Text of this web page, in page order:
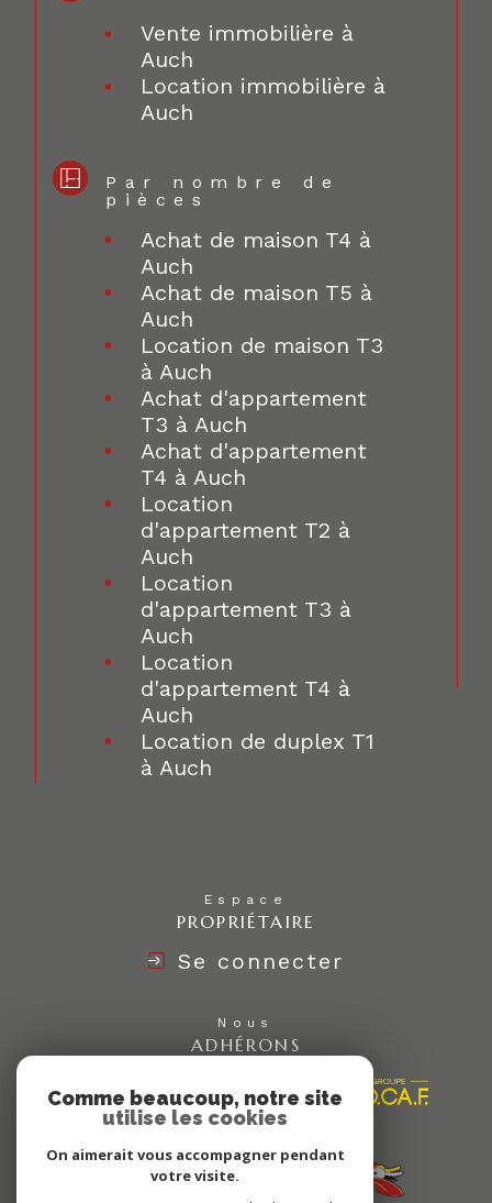
Vente immobilière à
Auch
Location immobilière à
Auch
Par nombre de
pièces
Achat de maison T4 à
Auch
Achat de maison T5 à
Auch
Location de maison T3
à Auch
Achat d'appartement
T3 à Auch
Achat d'appartement
T4 à Auch
Location
d'appartement T2 à
Auch
Location
d'appartement T3 à
Auch
Location
d'appartement T4 à
Auch
Location de duplex T1
à Auch
Espace
PROPRIÉTAIRE
Se connecter
Nous
ADHÉRONS
Comme beaucoup, notre site
utilise les cookies
On aimerait vous accompagner pendant
votre visite.